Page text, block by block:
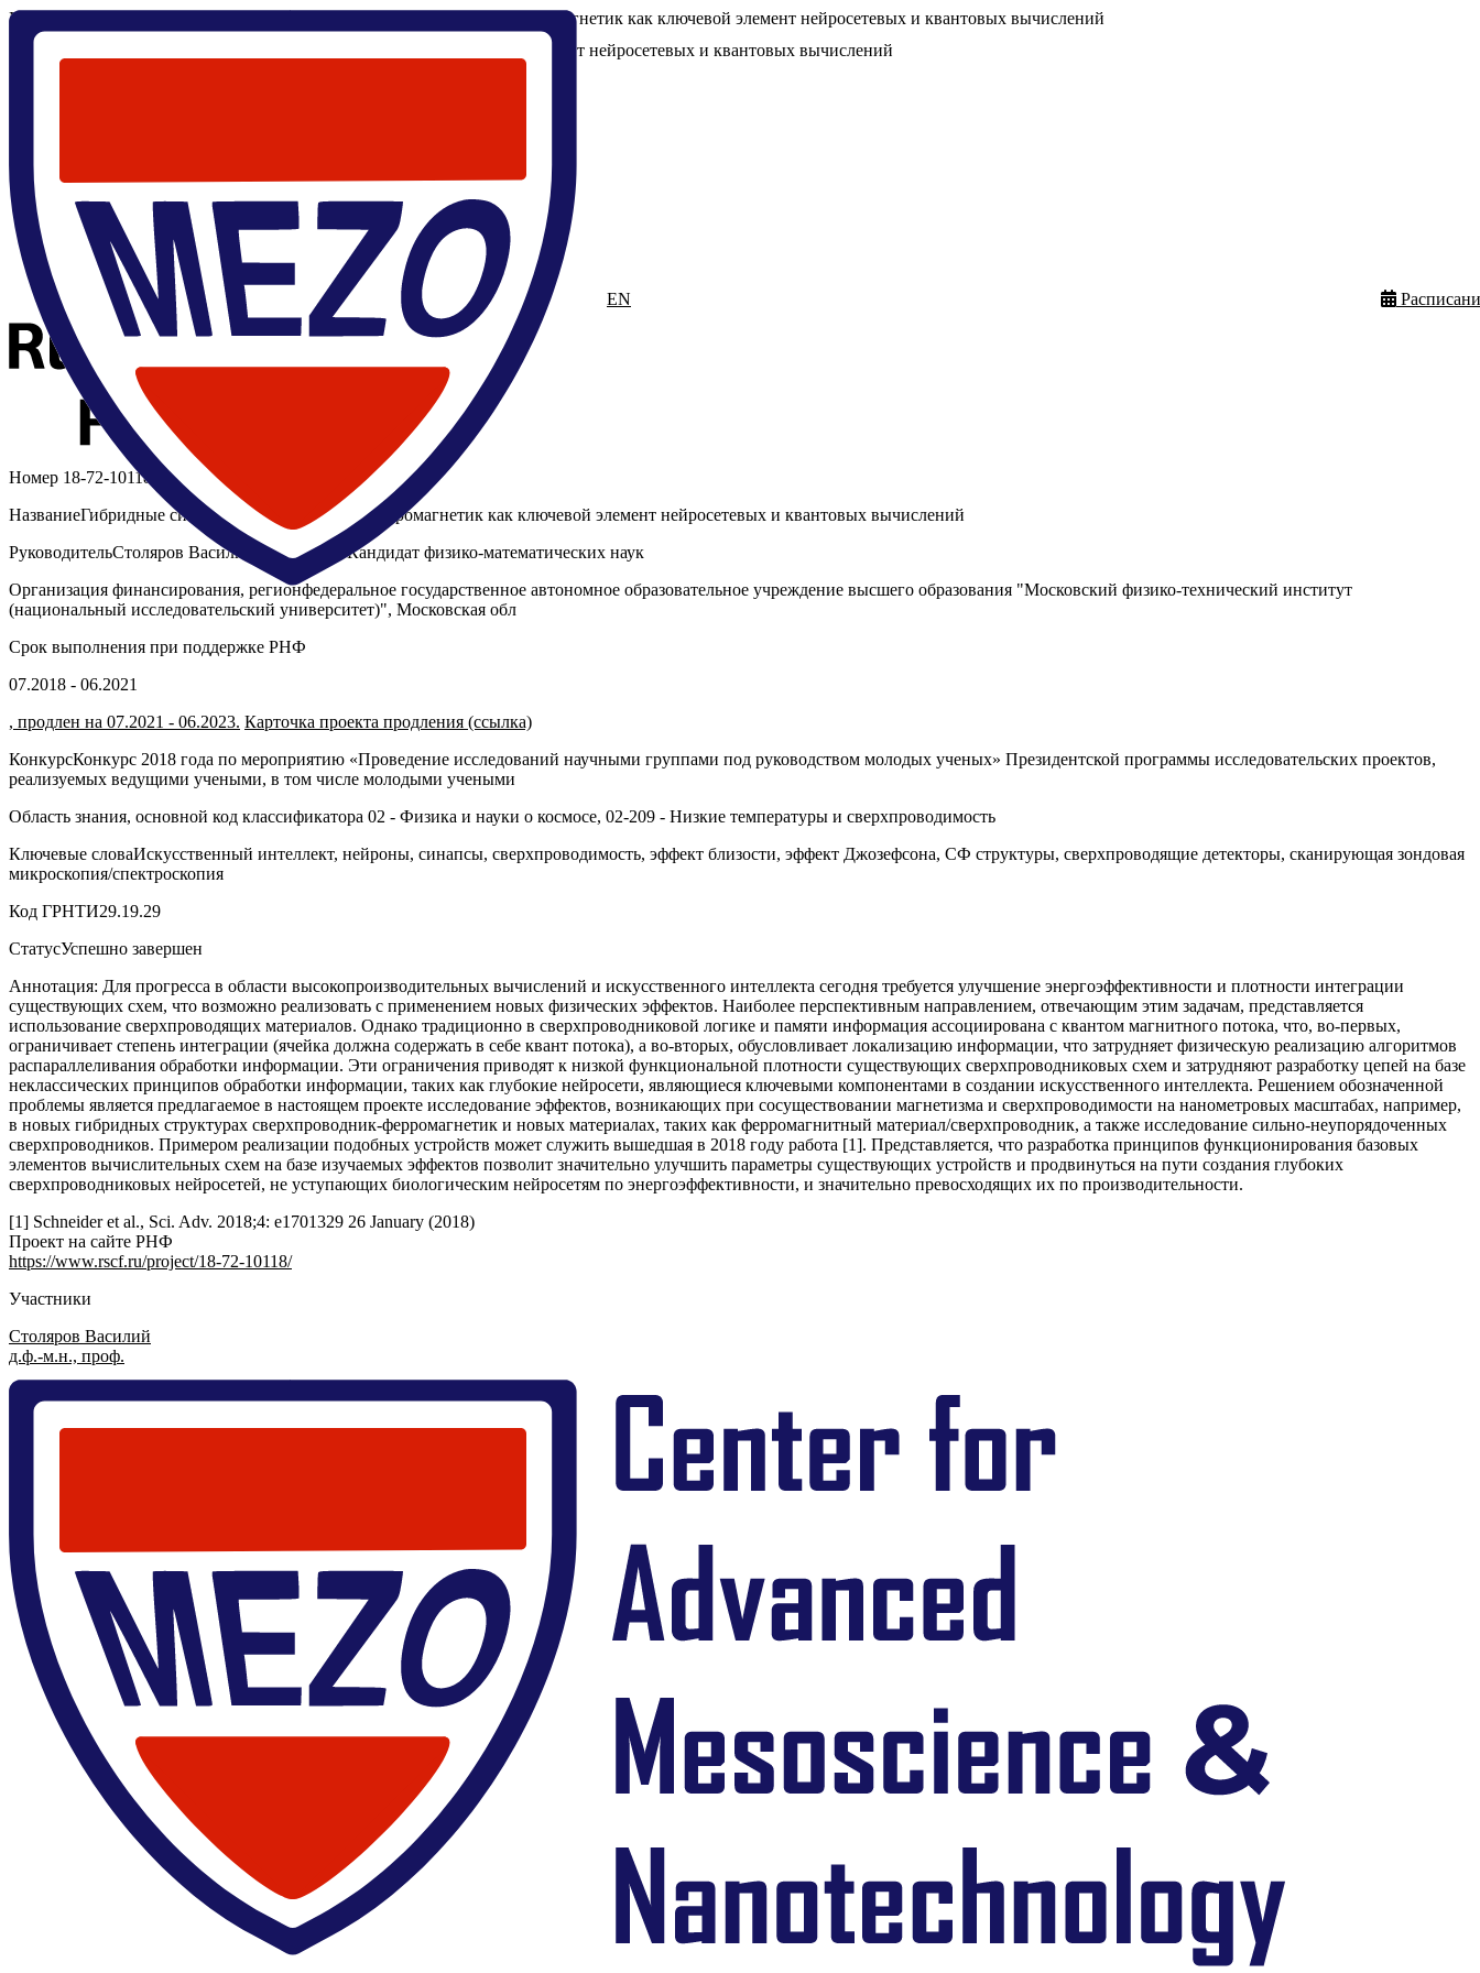
EN
Главная
Гибридные системы сверхпроводник-ферромагнетик как ключевой элемент нейросетевых и квантовых вычислений
Гибридные системы сверхпроводник-ферромагнетик как ключевой элемент нейросетевых и квантовых вычислений
Номер 18-72-10118
НазваниеГибридные системы сверхпроводник-ферромагнетик как ключевой элемент нейросетевых и квантовых вычислений
РуководительСтоляров Василий Сергеевич, Кандидат физико-математических наук
Организация финансирования, регионфедеральное государственное автономное образовательное учреждение высшего образования "Московский физико-технический институт
(национальный исследовательский университет)", Московская обл
Срок выполнения при поддержке РНФ
07.2018 - 06.2021
, продлен на 07.2021 - 06.2023. Карточка проекта продления (ссылка)
КонкурсКонкурс 2018 года по мероприятию «Проведение исследований научными группами под руководством молодых ученых» Президентской программы исследовательских проектов,
реализуемых ведущими учеными, в том числе молодыми учеными
Область знания, основной код классификатора 02 - Физика и науки о космосе, 02-209 - Низкие температуры и сверхпроводимость
Ключевые словаИскусственный интеллект, нейроны, синапсы, сверхпроводимость, эффект близости, эффект Джозефсона, СФ структуры, сверхпроводящие детекторы, сканирующая зондовая
микроскопия/спектроскопия
Код ГРНТИ29.19.29
СтатусУспешно завершен
Аннотация: Для прогресса в области высокопроизводительных вычислений и искусственного интеллекта сегодня требуется улучшение энергоэффективности и плотности интеграции
существующих схем, что возможно реализовать с применением новых физических эффектов. Наиболее перспективным направлением, отвечающим этим задачам, представляется
использование сверхпроводящих материалов. Однако традиционно в сверхпроводниковой логике и памяти информация ассоциирована с квантом магнитного потока, что, во-первых,
ограничивает степень интеграции (ячейка должна содержать в себе квант потока), а во-вторых, обусловливает локализацию информации, что затрудняет физическую реализацию алгоритмов
распараллеливания обработки информации. Эти ограничения приводят к низкой функциональной плотности существующих сверхпроводниковых схем и затрудняют разработку цепей на базе
неклассических принципов обработки информации, таких как глубокие нейросети, являющиеся ключевыми компонентами в создании искусственного интеллекта. Решением обозначенной
проблемы является предлагаемое в настоящем проекте исследование эффектов, возникающих при сосуществовании магнетизма и сверхпроводимости на нанометровых масштабах, например,
в новых гибридных структурах сверхпроводник-ферромагнетик и новых материалах, таких как ферромагнитный материал/сверхпроводник, а также исследование сильно-неупорядоченных
сверхпроводников. Примером реализации подобных устройств может служить вышедшая в 2018 году работа [1]. Представляется, что разработка принципов функционирования базовых
элементов вычислительных схем на базе изучаемых эффектов позволит значительно улучшить параметры существующих устройств и продвинуться на пути создания глубоких
сверхпроводниковых нейросетей, не уступающих биологическим нейросетям по энергоэффективности, и значительно превосходящих их по производительности.
[1] Schneider et al., Sci. Adv. 2018;4: e1701329 26 January (2018)
Проект на сайте РНФ
https://www.rscf.ru/project/18-72-10118/
Участники
Столяров Василий
д.ф.-м.н., проф.